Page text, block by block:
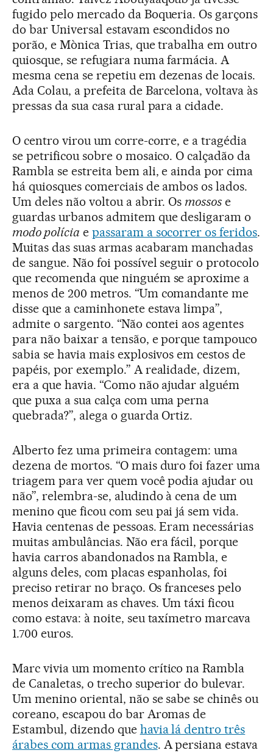
fugido pelo mercado da Boqueria. Os garçons
do bar Universal estavam escondidos no
porão, e Mònica Trias, que trabalha em outro
quiosque, se refugiara numa farmácia. A
mesma cena se repetiu em dezenas de locais.
Ada Colau, a prefeita de Barcelona, voltava às
pressas da sua casa rural para a cidade.
O centro virou um corre-corre, e a tragédia
se petrificou sobre o mosaico. O calçadão da
Rambla se estreita bem ali, e ainda por cima
há quiosques comerciais de ambos os lados.
Um deles não voltou a abrir. Osmossos e
guardas urbanos admitem que desligaram o
modo polícia e passaram a socorrer os feridos.
Muitas das suas armas acabaram manchadas
de sangue. Não foi possível seguir o protocolo
que recomenda que ninguém se aproxime a
menos de 200 metros. “Um comandante me
disse que a caminhonete estava limpa”,
admite o sargento. “Não contei aos agentes
para não baixar a tensão, e porque tampouco
sabia se havia mais explosivos em cestos de
papéis, por exemplo.” A realidade, dizem,
era a que havia. “Como não ajudar alguém
que puxa a sua calça com uma perna
quebrada?”, alega o guarda Ortiz.
Alberto fez uma primeira contagem: uma
dezena de mortos. “O mais duro foi fazer uma
triagem para ver quem você podia ajudar ou
não”, relembra-se, aludindo à cena de um
menino que ficou com seu pai já sem vida.
Havia centenas de pessoas. Eram necessárias
muitas ambulâncias. Não era fácil, porque
havia carros abandonados na Rambla, e
alguns deles, com placas espanholas, foi
preciso retirar no braço. Os franceses pelo
menos deixaram as chaves. Um táxi ficou
como estava: à noite, seu taxímetro marcava
1.700 euros.
Marc vivia um momento crítico na Rambla
de Canaletas, o trecho superior do bulevar.
Um menino oriental, não se sabe se chinês ou
coreano, escapou do bar Aromas de
Estambul, dizendo que havia lá dentro três
árabes com armas grandes. A persiana estava